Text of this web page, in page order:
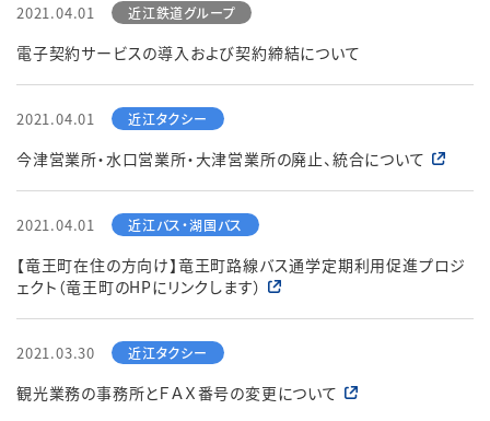
2021.04.01
電子契約サービスの導入および契約締結について
2021.04.01
今津営業所・水口営業所・大津営業所の廃止、統合について
2021.04.01
【竜王町在住の方向け】竜王町路線バス通学定期利用促進プロジ
ェクト（竜王町のHPにリンクします）
2021.03.30
観光業務の事務所とＦＡＸ番号の変更について